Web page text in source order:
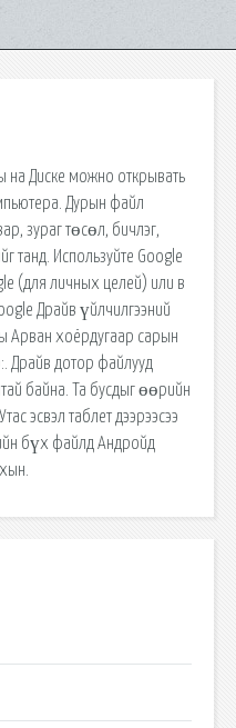
на Диске можно открывать
Дурын файл
зураг төсөл, бичлэг,
танд. Используйте Google
(для личных целей) или в
Драйв үйлчилгээний
Арван хоёрдугаар сарын
Драйв дотор файлууд
байна. Та бусдыг өөрийн
эсвэл таблет дээрээсээ
бүх файлд Андройд